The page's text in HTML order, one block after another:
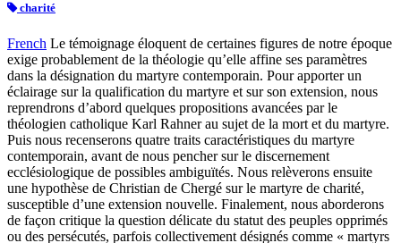
charité
French Le témoignage éloquent de certaines figures de notre époque
exige probablement de la théologie qu’elle affine ses paramètres
dans la désignation du martyre contemporain. Pour apporter un
éclairage sur la qualification du martyre et sur son extension, nous
reprendrons d’abord quelques propositions avancées par le
théologien catholique Karl Rahner au sujet de la mort et du martyre.
Puis nous recenserons quatre traits caractéristiques du martyre
contemporain, avant de nous pencher sur le discernement
ecclésiologique de possibles ambiguïtés. Nous relèverons ensuite
une hypothèse de Christian de Chergé sur le martyre de charité,
susceptible d’une extension nouvelle. Finalement, nous aborderons
de façon critique la question délicate du statut des peuples opprimés
ou des persécutés, parfois collectivement désignés comme « martyrs